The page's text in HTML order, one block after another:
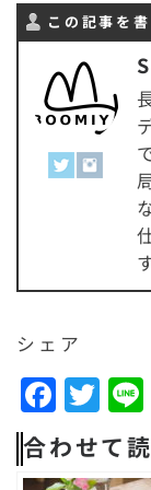
この記事を
シェア
F
a
c
T
w
it
合わせて